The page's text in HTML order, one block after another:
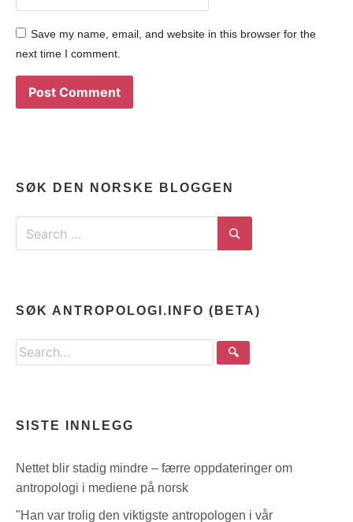
Save my name, email, and website in this browser for the
next time I comment.
SØK DEN NORSKE BLOGGEN
Search
SØK ANTROPOLOGI.INFO (BETA)
Search
the
🔍
SISTE INNLEGG
Nettet blir stadig mindre – færre oppdateringer om
antropologi i mediene på norsk
"Han var trolig den viktigste antropologen i vår